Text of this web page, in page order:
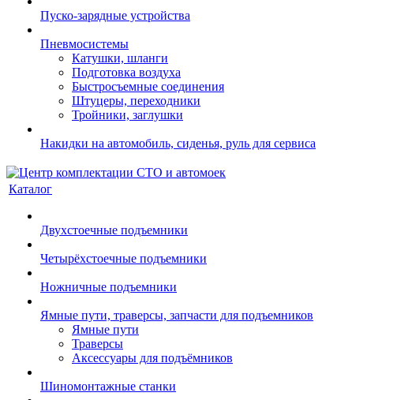
Пуско-зарядные устройства
Пневмосистемы
Катушки, шланги
Подготовка воздуха
Быстросъемные соединения
Штуцеры, переходники
Тройники, заглушки
Накидки на автомобиль, сиденья, руль для сервиса
Каталог
Двухстоечные подъемники
Четырёхстоечные подъемники
Ножничные подъемники
Ямные пути, траверсы, запчасти для подъемников
Ямные пути
Траверсы
Аксессуары для подъёмников
Шиномонтажные станки